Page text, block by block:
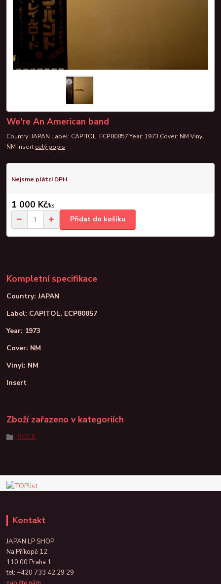
We're An American band
Country: JAPAN Label: CAPITOL, ECP80857 Year: 1973 Cover: NM Vinyl:
NM Insert celý popis
Nejsme plátci DPH
1 000 Kč/ks
Přidat do košíku
Kompletní specifikace
Country: JAPAN
Label: CAPITOL, ECP80857
Year: 1973
Cover: NM
Vinyl: NM
Insert
Zboží zařazeno v kategoriích
ROCK
Kontakt
JAPAN LP SHOP
Na Příkopě 12
110 00 Praha 1
tel: +420 733 42 29 29